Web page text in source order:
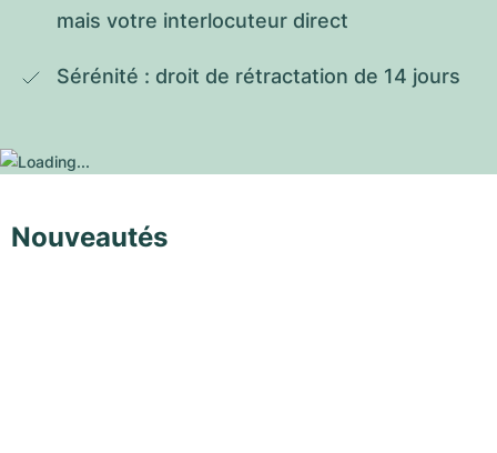
mais votre interlocuteur direct
Sérénité : droit de rétractation de 14 jours
Nouveautés